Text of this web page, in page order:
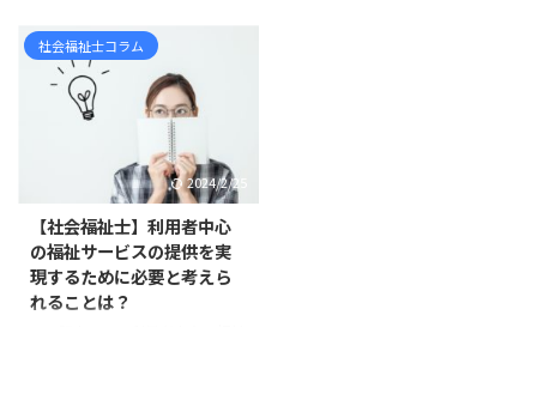
社会福祉士コラム
2024/2/25
【社会福祉士】利用者中心
の福祉サービスの提供を実
現するために必要と考えら
れることは？